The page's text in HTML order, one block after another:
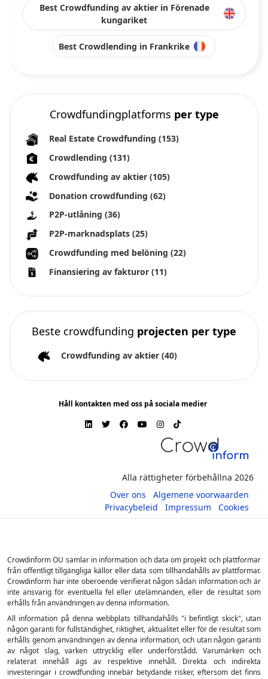
Best Crowdfunding av aktier in Förenade
kungariket
Best Crowdlending in Frankrike
Crowdfundingplatforms per type
Real Estate Crowdfunding (153)
Crowdlending (131)
Crowdfunding av aktier (105)
Donation crowdfunding (62)
P2P-utlåning (36)
P2P-marknadsplats (25)
Crowdfunding med belöning (22)
Finansiering av fakturor (11)
Beste crowdfunding projecten per type
Crowdfunding av aktier (40)
Håll kontakten med oss på sociala medier
Alla rättigheter förbehållna 2026
Over ons
Algemene voorwaarden
Privacybeleid
Impressum Cookies
Crowdinform OU samlar in information och data om projekt och plattformar
från offentligt tillgängliga källor eller data som tillhandahålls av plattformar.
Crowdinform har inte oberoende verifierat någon sådan information och är
inte ansvarig för eventuella fel eller utelämnanden, eller de resultat som
erhålls från användningen av denna information.
All information på denna webbplats tillhandahålls "i befintligt skick", utan
någon garanti för fullständighet, riktighet, aktualitet eller för de resultat som
erhålls genom användningen av denna information, och utan någon garanti
av något slag, varken uttrycklig eller underförstådd. Varumärken och
relaterat innehåll ägs av respektive innehåll. Direkta och indirekta
investeringar i crowdfunding innebär betydande risker, eftersom det finns